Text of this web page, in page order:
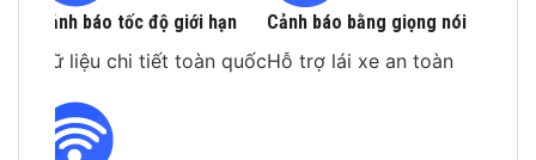
Cảnh báo tốc độ giới hạn
Dữ liệu chi tiết toàn quốc
Cảnh báo bằng giọng nói
Hỗ trợ lái xe an toàn